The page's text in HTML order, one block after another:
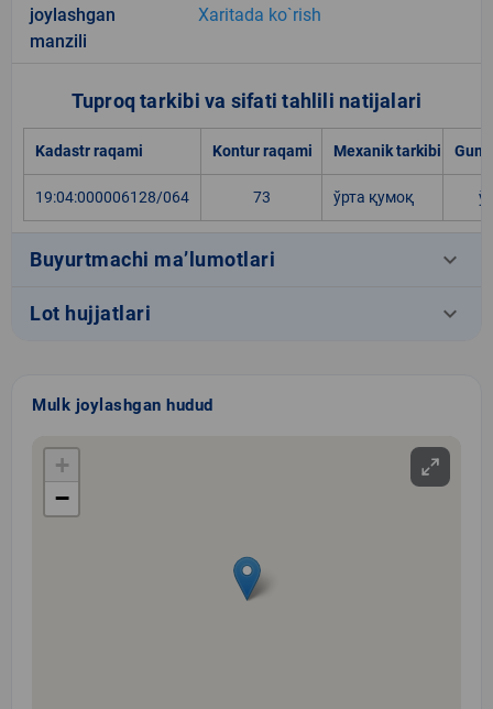
joylashgan
manzili
Xaritada ko`rish
Tuproq tarkibi va sifati tahlili natijalari
Kadastr raqami Kontur raqami Mexanik tarkibi
19:04:000006128/064 73 ўрта қумоқ
Buyurtmachi ma’lumotlari keyboard_arrow_down
Lot hujjatlari keyboard_arrow_down
Mulk joylashgan hudud
+
−